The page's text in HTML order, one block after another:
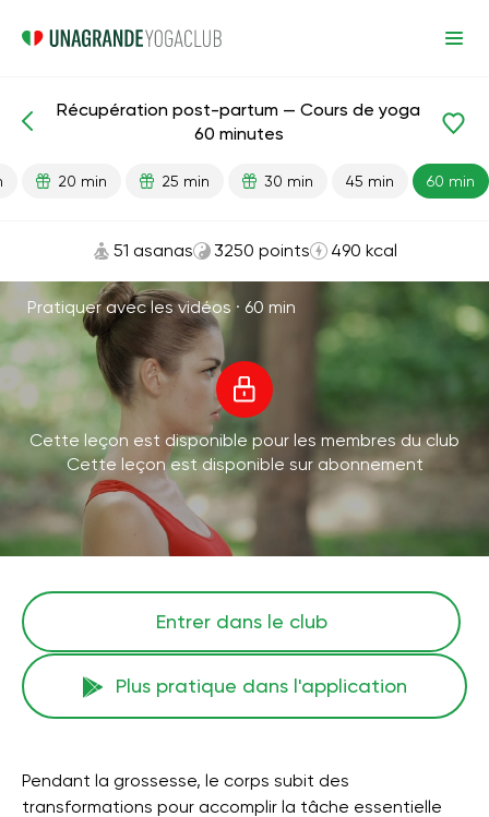
Grossesse Après l'accouchement
Récupération post-partum — Cours de yoga
60 minutes
20 min 25 min 30 min 45 min 60 min
51 asanas 3250 points 490 kcal
Pratiquer avec les vidéos · 60 min
Cette leçon est disponible pour les membres du club
Cette leçon est disponible sur abonnement
Entrer dans le club
Plus pratique dans l'application
Pendant la grossesse, le corps subit des
transformations pour accomplir la tâche essentielle